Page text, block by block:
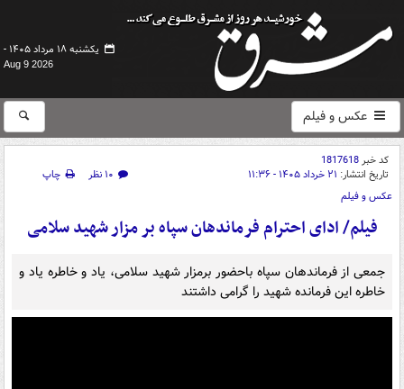
یکشنبه ۱۸ مرداد ۱۴۰۵ -
Aug 9 2026
عکس و فیلم
کد خبر1817618
تاریخ انتشار: ۲۱ خرداد ۱۴۰۵ - ۱۱:۳۶ ۱۰ نظر
چاپ
عکس و فیلم
فیلم/ ادای احترام فرماندهان سپاه بر مزار شهید سلامی
جمعی از فرماندهان سپاه باحضور برمزار شهید سلامی، یاد و خاطره یاد و
خاطره این فرمانده شهید را گرامی داشتند